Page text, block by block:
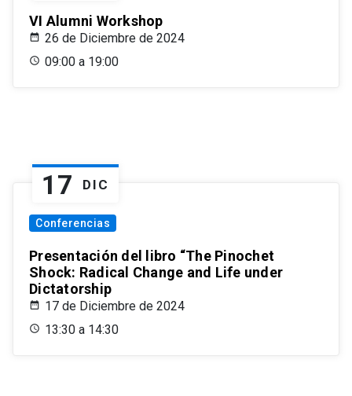
VI Alumni Workshop
26 de Diciembre de 2024
09:00 a 19:00
17 DIC
Conferencias
Presentación del libro “The Pinochet
Shock: Radical Change and Life under
Dictatorship
17 de Diciembre de 2024
13:30 a 14:30